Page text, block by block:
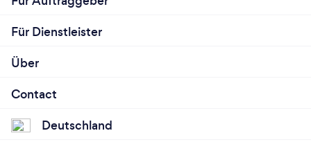
Für Dienstleister
Über
Contact
Deutschland